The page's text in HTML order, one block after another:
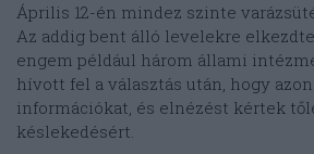
Április 12-én mindez szinte
Az addig bent álló levelekre
engem például három állami
hívott fel a választás után, hogy
információkat, és elnézést kértek
késlekedésért.